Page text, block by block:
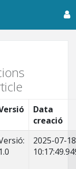
Data
creació
1.0
2025-07-18